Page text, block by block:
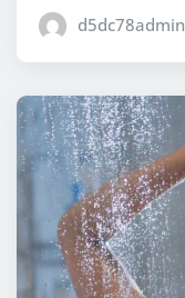
d5dc78admin